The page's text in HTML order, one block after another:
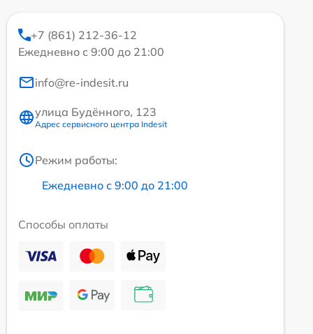
+7 (861) 212-36-12
Ежедневно с 9:00 до 21:00
info@re-indesit.ru
улица Будённого, 123
Адрес сервисного центра Indesit
Режим работы:
Ежедневно с 9:00 до 21:00
Способы оплаты